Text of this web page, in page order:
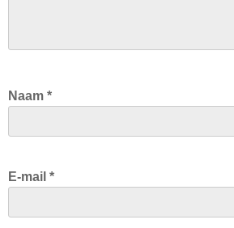
Naam *
E-mail *